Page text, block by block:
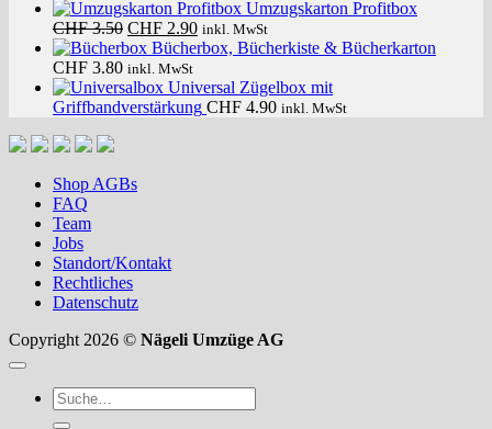
Umzugskarton Profitbox
CHF3.50 Ursprünglicher
Preis
war:
CHF 3.50
CHF 2.90Aktueller
Preis
CHF 2.90.
inkl. MwSt
Bücherbox, Bücherkiste & Bücherkarton
CHF 3.80 inkl. MwSt
Universal Zügelbox mit
Griffbandverstärkung CHF 4.90 inkl. MwSt
Shop AGBs
FAQ
Team
Jobs
Standort/Kontakt
Rechtliches
Datenschutz
Copyright 2026 © Nägeli Umzüge AG
Suche
nach: